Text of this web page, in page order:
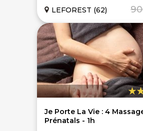
LEFOREST (62)
Je Porte La Vie : 4
Prénatals - 1h